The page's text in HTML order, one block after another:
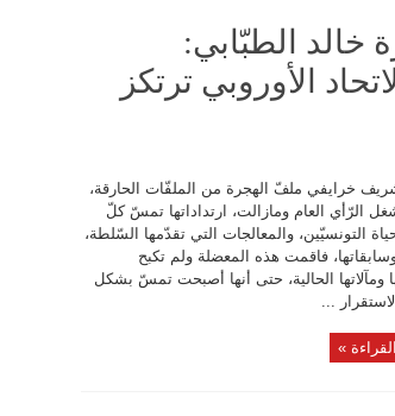
خالد الطبّابي:
الأوروبي ترتكز
خرايفي ملفّ الهجرة من الملفّات الحارقة،
الرّأي العام ومازالت، ارتداداتها تمسّ كلّ
التونسيّين، والمعالجات التي تقدّمها السّلطة،
وسابقاتها، فاقمت هذه المعضلة ولم تكبح
ومآلاتها الحالية، حتى أنها أصبحت تمسّ بشكل
...
»